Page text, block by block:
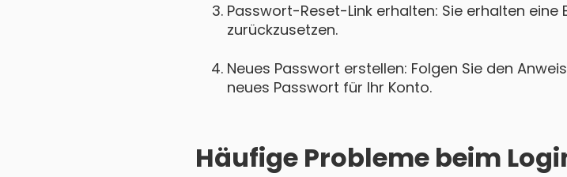
Passwort-Reset-Link erhalten: Sie erhalten eine
zurückzusetzen.
Neues Passwort erstellen: Folgen Sie den
neues Passwort für Ihr Konto.
Häufige Probleme beim